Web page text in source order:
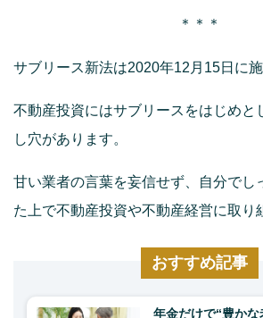
＊＊＊
サブリース新法は2020年12月15日に施
不動産投資にはサブリースをはじめと
し穴があります。
甘い業者の言葉を妄信せず、自分でし
た上で不動産投資や不動産経営に取り
おすすめ記事
年金だけで“豊か